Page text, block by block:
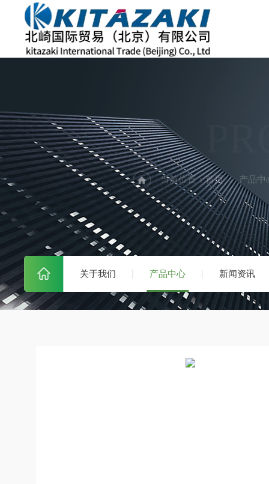
关于我们 产品中心 新闻资讯
当前位置：首页 产品中